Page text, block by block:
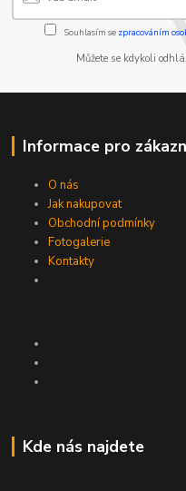
Souhlasím se zpracováním
Můžete se kdykoli
Informace pro
O nás
Jak nakupovat
Obchodní podmínky
Fotogalerie
Kontakty
Kde nás najdete